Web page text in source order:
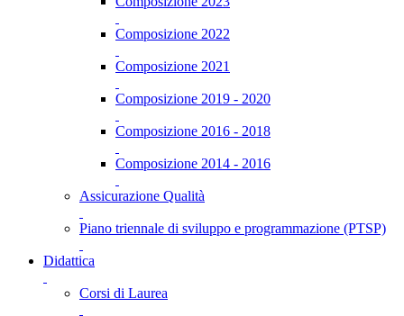
Composizione 2022
Composizione 2021
Composizione 2019 - 2020
Composizione 2016 - 2018
Composizione 2014 - 2016
Assicurazione Qualità
Piano triennale di sviluppo e programmazione (PTSP)
Didattica
Corsi di Laurea